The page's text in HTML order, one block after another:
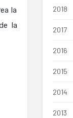
la
la
2018
2017
2016
2015
2014
2013